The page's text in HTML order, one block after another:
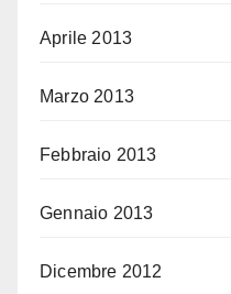
Aprile 2013
Marzo 2013
Febbraio 2013
Gennaio 2013
Dicembre 2012